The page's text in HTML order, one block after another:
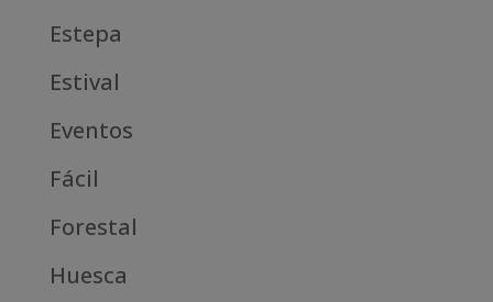
Estepa
Estival
Eventos
Fácil
Forestal
Huesca